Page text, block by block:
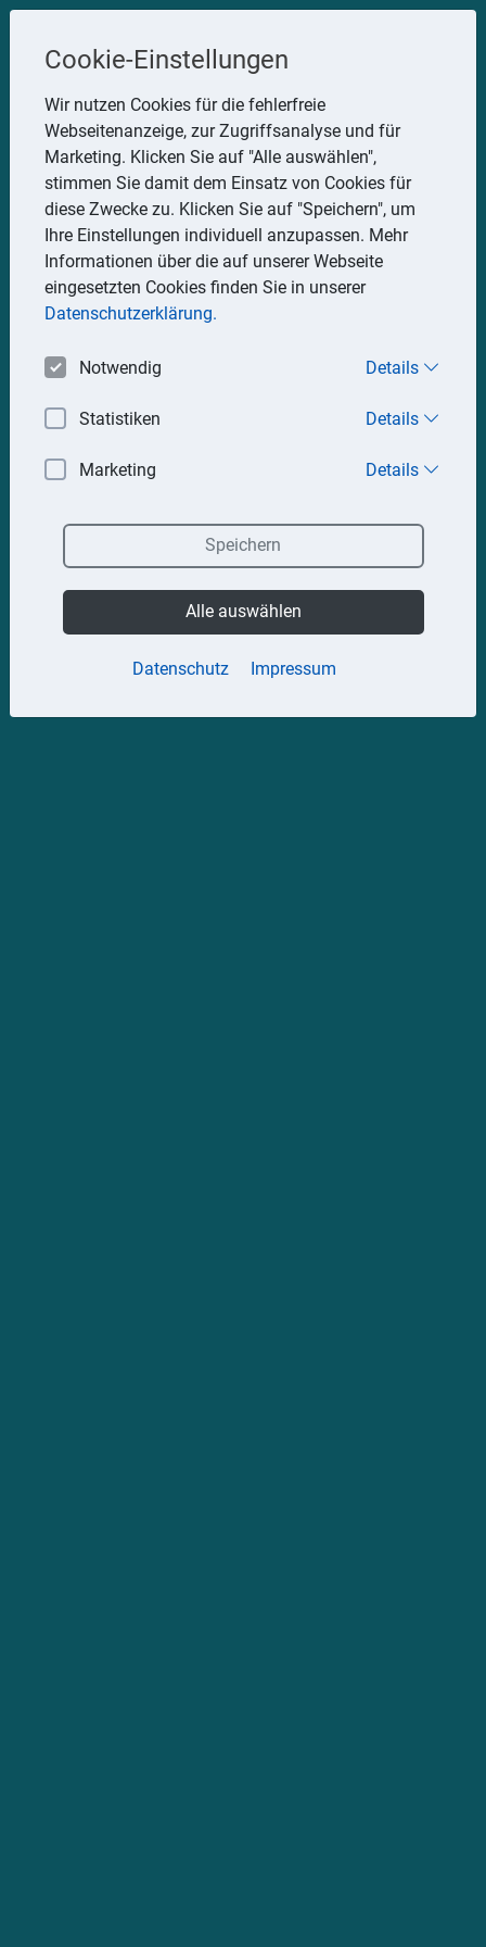
Steuerberater
Uwe Glauner
Erlachstraße 28, 75217 Birkenfeld
Telefon: 07082 7935533
Mobil: 0151 15330111
E-Mail:stbglauner@t-online.de
Impressum Datenschutz
Cookie-Einstellungen
Wir nutzen Cookies für die fehlerfreie
Webseitenanzeige, zur Zugriffsanalyse und für
Marketing. Klicken Sie auf "Alle auswählen",
stimmen Sie damit dem Einsatz von Cookies für
diese Zwecke zu. Klicken Sie auf "Speichern", um
Ihre Einstellungen individuell anzupassen. Mehr
Informationen über die auf unserer Webseite
eingesetzten Cookies finden Sie in unserer
Datenschutzerklärung.
Notwendig Details
Statistiken Details
Marketing Details
Datenschutz Impressum
Speichern
Alle auswählen